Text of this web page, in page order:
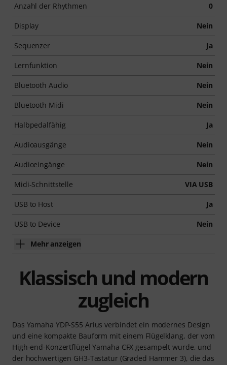
Anzahl der Rhythmen 0
Display Nein
Sequenzer Ja
Lernfunktion Nein
Bluetooth Audio Nein
Bluetooth Midi Nein
Halbpedalfähig Ja
Audioausgänge Nein
Audioeingänge Nein
Midi-Schnittstelle VIA USB
USB to Host Ja
USB to Device Nein
Mehr anzeigen
Klassisch und modern
zugleich
Das Yamaha YDP-S55 Arius verbindet ein modernes Design
und eine kompakte Bauform mit einem Flügelklang, der vom
High-end-Konzertflügel Yamaha CFX gesampelt wurde, und
der hochwertigen GH3-Tastatur (Graded Hammer 3), die das